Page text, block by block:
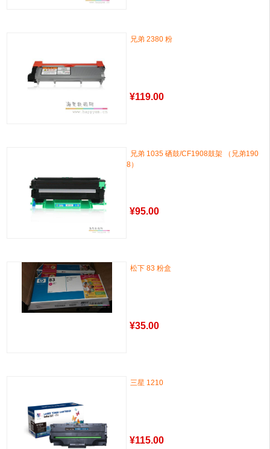
兄弟 2380 粉
¥119.00
兄弟 1035 硒鼓/CF1908鼓架 （兄弟190
8）
¥95.00
松下 83 粉盒
¥35.00
三星 1210
¥115.00